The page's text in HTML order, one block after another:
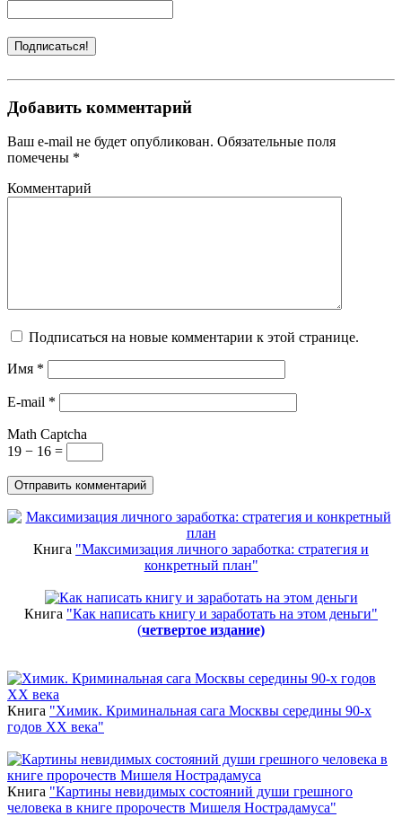
Добавить комментарий
Ваш e-mail не будет опубликован. Обязательные поля
помечены *
Комментарий
Подписаться на новые комментарии к этой странице.
Имя *
E-mail *
Math Captcha
19 − 16 =
Книга "Максимизация личного заработка: стратегия и
конкретный план"
Книга "Как написать книгу и заработать на этом деньги"
(четвертое издание)
Книга "Химик. Криминальная сага Москвы середины 90-х
годов ХХ века"
Книга "Картины невидимых состояний души грешного
человека в книге пророчеств Мишеля Нострадамуса"